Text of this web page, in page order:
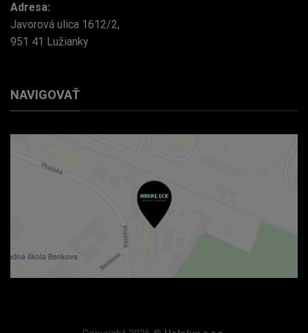
Adresa:
Javorová ulica 1612/2,
951 41 Lužianky
NAVIGOVAŤ